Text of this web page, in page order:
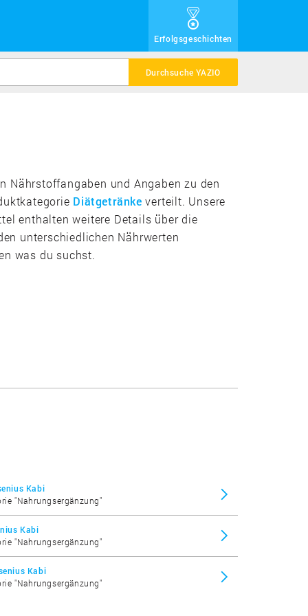
Erfolgsgeschichten
Durchsuche YAZIO
Nährstoffangaben und Angaben zu den
Diätgetränke verteilt. Unsere
enthalten weitere Details über die
unterschiedlichen Nährwerten
was du suchst.
Kabi
"Nahrungsergänzung"
Kabi
"Nahrungsergänzung"
Kabi
"Nahrungsergänzung"